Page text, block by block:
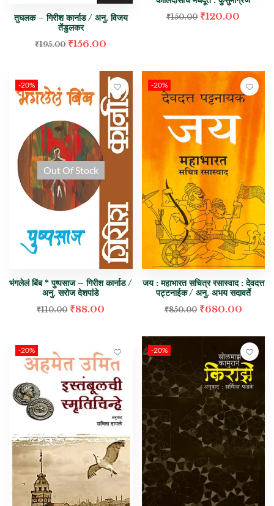
तुघलक – गिरीश कार्नाड / अनु. विजय
तेंडुलकर
₹195.00 ₹156.00
₹150.00 ₹120.00
-20%
Out Of Stock
भंगलेलं बिंब * पुष्पसाज – गिरीश कार्नाड /
अनु. सरोज देशपांडे
₹110.00 ₹88.00
-20%
जय : महाभारत सचित्र रसास्वाद : देवदत्त
पट्टनाईक / अनु. अभय सदावर्ते
₹850.00 ₹680.00
-20% -20%